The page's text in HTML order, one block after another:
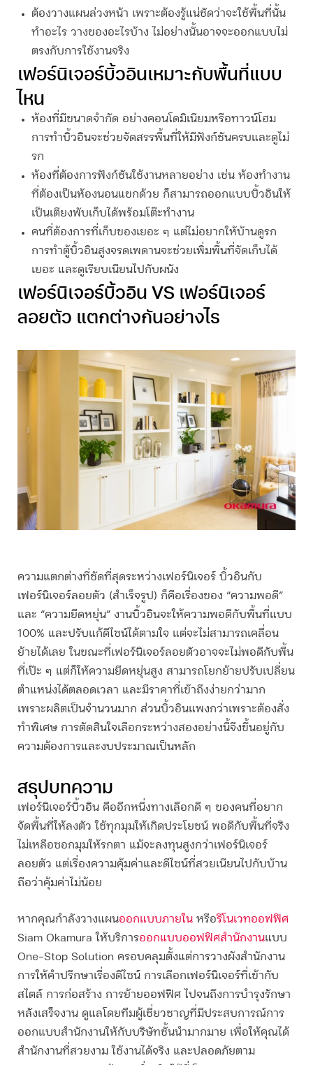
ต้องวางแผนล่วงหน้า เพราะต้องรู้แน่ชัดว่าจะใช้พื้นที่นั้น
ทำอะไร วางของอะไรบ้าง ไม่อย่างนั้นอาจจะออกแบบไม่
ตรงกับการใช้งานจริง
เฟอร์นิเจอร์บิ้วอินเหมาะกับพื้นที่แบบ
ไหน
ห้องที่มีขนาดจำกัด อย่างคอนโดมิเนียมหรือทาวน์โฮม
การทำบิ้วอินจะช่วยจัดสรรพื้นที่ให้มีฟังก์ชันครบและดูไม่
รก
ห้องที่ต้องการฟังก์ชันใช้งานหลายอย่าง เช่น ห้องทำงาน
ที่ต้องเป็นห้องนอนแขกด้วย ก็สามารถออกแบบบิ้วอินให้
เป็นเตียงพับเก็บได้พร้อมโต๊ะทำงาน
คนที่ต้องการที่เก็บของเยอะ ๆ แต่ไม่อยากให้บ้านดูรก
การทำตู้บิ้วอินสูงจรดเพดานจะช่วยเพิ่มพื้นที่จัดเก็บได้
เยอะ และดูเรียบเนียนไปกับผนัง
เฟอร์นิเจอร์บิ้วอิน VS เฟอร์นิเจอร์
ลอยตัว แตกต่างกันอย่างไร
ความแตกต่างที่ชัดที่สุดระหว่างเฟอร์นิเจอร์ บิ้วอินกับ
เฟอร์นิเจอร์ลอยตัว (สำเร็จรูป) ก็คือเรื่องของ “ความพอดี”
และ “ความยืดหยุ่น” งานบิ้วอินจะให้ความพอดีกับพื้นที่แบบ
100% และปรับแก้ดีไซน์ได้ตามใจ แต่จะไม่สามารถเคลื่อน
ย้ายได้เลย ในขณะที่เฟอร์นิเจอร์ลอยตัวอาจจะไม่พอดีกับพื้น
ที่เป๊ะ ๆ แต่ก็ให้ความยืดหยุ่นสูง สามารถโยกย้ายปรับเปลี่ยน
ตำแหน่งได้ตลอดเวลา และมีราคาที่เข้าถึงง่ายกว่ามาก
เพราะผลิตเป็นจำนวนมาก ส่วนบิ้วอินแพงกว่าเพราะต้องสั่ง
ทำพิเศษ การตัดสินใจเลือกระหว่างสองอย่างนี้จึงขึ้นอยู่กับ
ความต้องการและงบประมาณเป็นหลัก
สรุปบทความ
เฟอร์นิเจอร์บิ้วอิน คืออีกหนึ่งทางเลือกดี ๆ ของคนที่อยาก
จัดพื้นที่ให้ลงตัว ใช้ทุกมุมให้เกิดประโยชน์ พอดีกับพื้นที่จริง
ไม่เหลือซอกมุมให้รกตา แม้จะลงทุนสูงกว่าเฟอร์นิเจอร์
ลอยตัว แต่เรื่องความคุ้มค่าและดีไซน์ที่สวยเนียนไปกับบ้าน
ถือว่าคุ้มค่าไม่น้อย
หากคุณกำลังวางแผนออกแบบภายใน หรือรีโนเวทออฟฟิศ
Siam Okamura ให้บริการออกแบบออฟฟิศสำนักงานแบบ
One-Stop Solution ครอบคลุมตั้งแต่การวางผังสำนักงาน
การให้คำปรึกษาเรื่องดีไซน์ การเลือกเฟอร์นิเจอร์ที่เข้ากับ
สไตล์ การก่อสร้าง การย้ายออฟฟิศ ไปจนถึงการบำรุงรักษา
หลังเสร็จงาน ดูแลโดยทีมผู้เชี่ยวชาญที่มีประสบการณ์การ
ออกแบบสำนักงานให้กับบริษัทชั้นนำมากมาย เพื่อให้คุณได้
สำนักงานที่สวยงาม ใช้งานได้จริง และปลอดภัยตาม